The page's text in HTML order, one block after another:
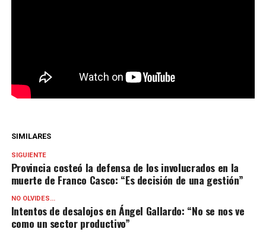
SIMILARES
SIGUIENTE
Provincia costeó la defensa de los involucrados en la
muerte de Franco Casco: “Es decisión de una gestión”
NO OLVIDES...
Intentos de desalojos en Ángel Gallardo: “No se nos ve
como un sector productivo”